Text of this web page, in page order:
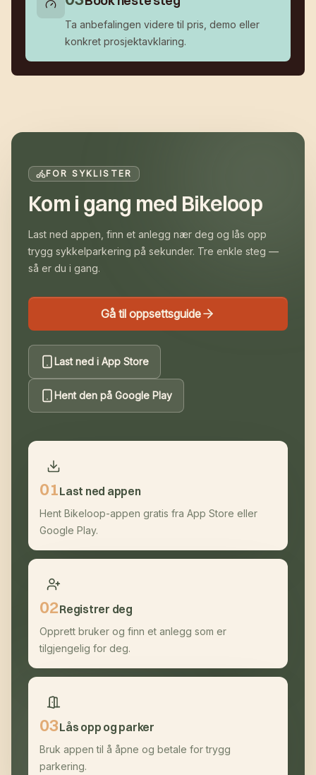
Ta anbefalingen videre til pris, demo eller
konkret prosjektavklaring.
FOR SYKLISTER
Kom i gang med Bikeloop
Last ned appen, finn et anlegg nær deg og lås opp
trygg sykkelparkering på sekunder. Tre enkle steg —
så er du i gang.
Gå til oppsettsguide
Last ned i App Store
Hent den på Google Play
01Last ned appen
Hent Bikeloop-appen gratis fra App Store eller
Google Play.
02Registrer deg
Opprett bruker og finn et anlegg som er
tilgjengelig for deg.
03Lås opp og parker
Bruk appen til å åpne og betale for trygg
parkering.